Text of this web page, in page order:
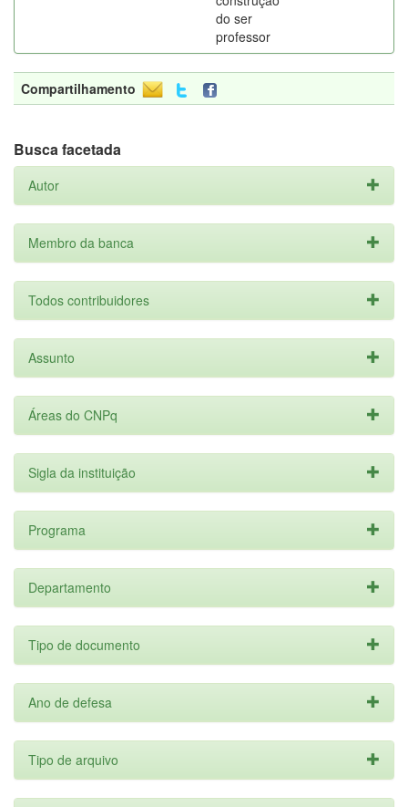
do ser
professor
Compartilhamento
Busca facetada
Autor
Membro da banca
Todos contribuidores
Assunto
Áreas do CNPq
Sigla da instituição
Programa
Departamento
Tipo de documento
Ano de defesa
Tipo de arquivo